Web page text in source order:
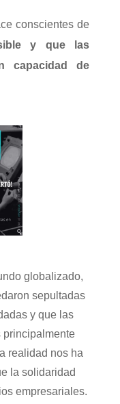
conscientes de
y que las
capacidad de
globalizado,
sepultadas
y que las
principalmente
realidad nos ha
la solidaridad
empresariales.